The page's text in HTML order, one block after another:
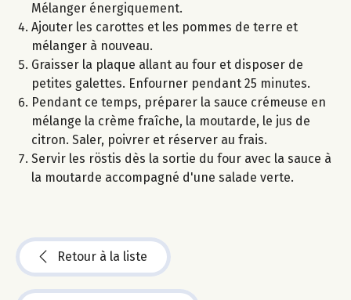
Mélanger énergiquement.
Ajouter les carottes et les pommes de terre et
mélanger à nouveau.
Graisser la plaque allant au four et disposer de
petites galettes. Enfourner pendant 25 minutes.
Pendant ce temps, préparer la sauce crémeuse en
mélange la crème fraîche, la moutarde, le jus de
citron. Saler, poivrer et réserver au frais.
Servir les röstis dès la sortie du four avec la sauce à
la moutarde accompagné d'une salade verte.
Retour à la liste